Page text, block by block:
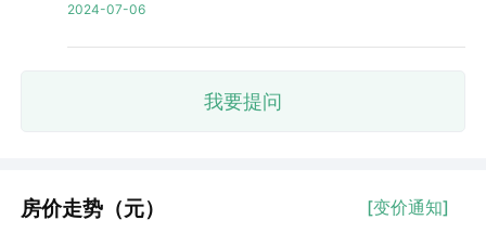
2024-07-06
我要提问
房价走势（元） [变价通知]